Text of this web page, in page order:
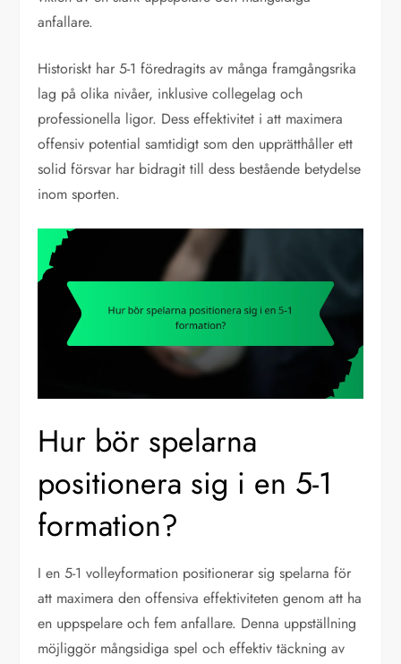
anfallare.
Historiskt har 5-1 föredragits av många framgångsrika
lag på olika nivåer, inklusive collegelag och
professionella ligor. Dess effektivitet i att maximera
offensiv potential samtidigt som den upprätthåller ett
solid försvar har bidragit till dess bestående betydelse
inom sporten.
Hur bör spelarna
positionera sig i en 5-1
formation?
I en 5-1 volleyformation positionerar sig spelarna för
att maximera den offensiva effektiviteten genom att ha
en uppspelare och fem anfallare. Denna uppställning
möjliggör mångsidiga spel och effektiv täckning av